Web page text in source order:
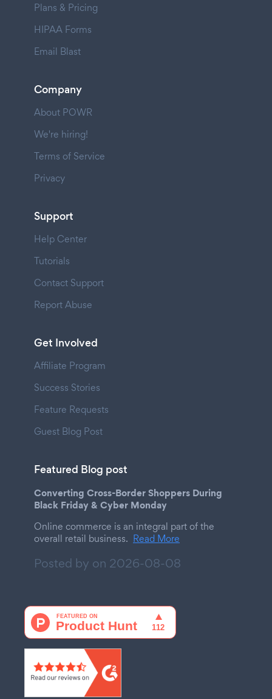
Plans & Pricing
HIPAA Forms
Email Blast
Company
About POWR
We're hiring!
Terms of Service
Privacy
Support
Help Center
Tutorials
Contact Support
Report Abuse
Get Involved
Affiliate Program
Success Stories
Feature Requests
Guest Blog Post
Featured Blog post
Converting Cross-Border Shoppers During
Black Friday & Cyber Monday
Online commerce is an integral part of the
overall retail business. Read More
Posted by on 2026-08-08